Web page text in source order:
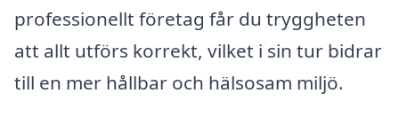
professionellt företag får du tryggheten
att allt utförs korrekt, vilket i sin tur bidrar
till en mer hållbar och hälsosam miljö.